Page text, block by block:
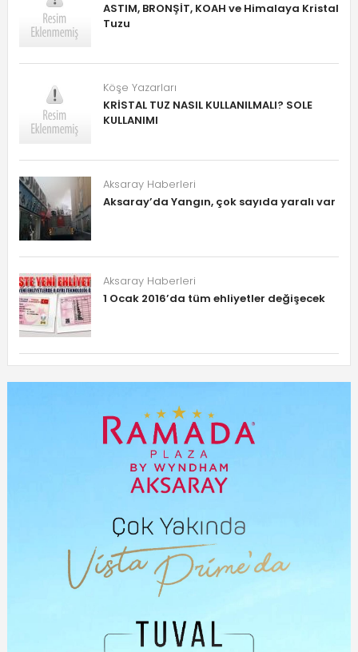
ASTIM, BRONŞİT, KOAH ve Himalaya Kristal
Tuzu
Köşe Yazarları
KRİSTAL TUZ NASIL KULLANILMALI? SOLE
KULLANIMI
Aksaray Haberleri
Aksaray’da Yangın, çok sayıda yaralı var
Aksaray Haberleri
1 Ocak 2016’da tüm ehliyetler değişecek